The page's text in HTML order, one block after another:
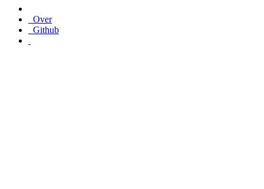
Over
Github